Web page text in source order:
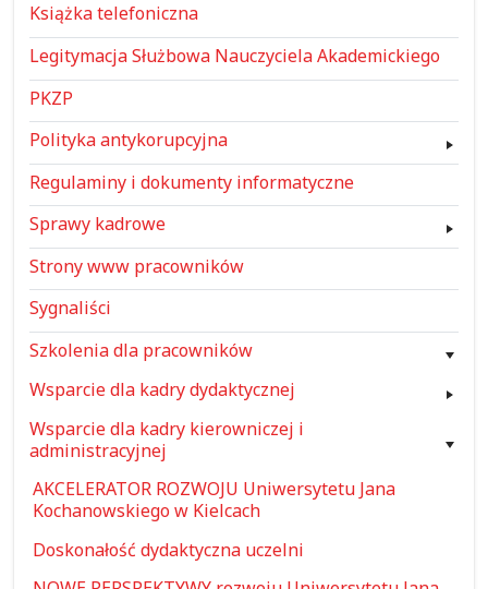
Książka telefoniczna
Legitymacja Służbowa Nauczyciela Akademickiego
PKZP
Polityka antykorupcyjna
Regulaminy i dokumenty informatyczne
Sprawy kadrowe
Strony www pracowników
Sygnaliści
Szkolenia dla pracowników
Wsparcie dla kadry dydaktycznej
Wsparcie dla kadry kierowniczej i
administracyjnej
AKCELERATOR ROZWOJU Uniwersytetu Jana
Kochanowskiego w Kielcach
Doskonałość dydaktyczna uczelni